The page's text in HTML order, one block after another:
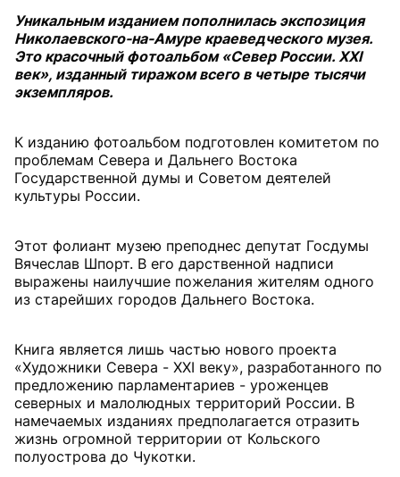
Уникальным изданием пополнилась экспозиция
Николаевского-на-Амуре краеведческого музея.
Это красочный фотоальбом «Север России. XXI
век», изданный тиражом всего в четыре тысячи
экземпляров.
К изданию фотоальбом подготовлен комитетом по
проблемам Севера и Дальнего Востока
Государственной думы и Советом деятелей
культуры России.
Этот фолиант музею преподнес депутат Госдумы
Вячеслав Шпорт. В его дарственной надписи
выражены наилучшие пожелания жителям одного
из старейших городов Дальнего Востока.
Книга является лишь частью нового проекта
«Художники Севера - XXI веку», разработанного по
предложению парламентариев - уроженцев
северных и малолюдных территорий России. В
намечаемых изданиях предполагается отразить
жизнь огромной территории от Кольского
полуострова до Чукотки.